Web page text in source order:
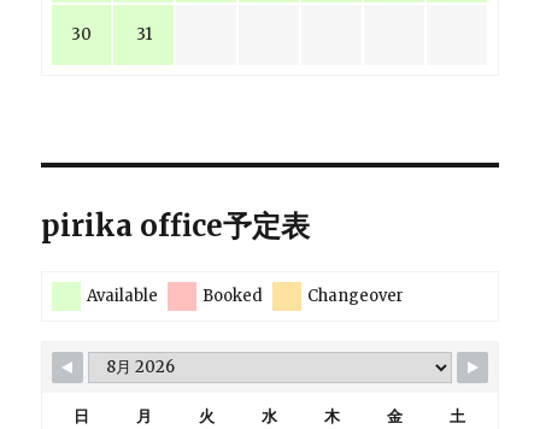
30 31
pirika office予定表
Available Booked Changeover
日 月 火 水 木 金 土